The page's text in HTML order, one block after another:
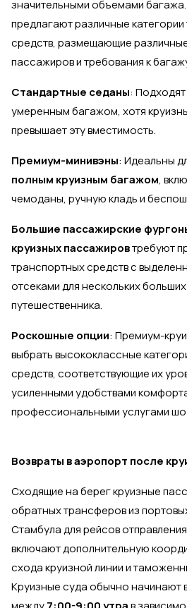
значительными объемами
предлагают различные
средств, размещающие
пассажиров и требования к
Стандартные седаны:
умеренным багажом, хотя
превышает эту вместимость.
Премиум-минивэны: Идеальны
полным круизным багажом,
чемоданы, ручную кладь и
Большие пассажирские
круизных пассажировтребуют
транспортных средств с
отсеками для нескольких
путешественника.
Роскошные опции: Премиум-
выбрать высококлассные
средств, соответствующие их
усиленными удобствами
профессиональными услугами
Возвраты в аэропорт после
Сходящие на берег круизные
обратных трансферов из
Стамбула для рейсов
включают дополнительную
схода круизной линии и
Круизные суда обычно начинают